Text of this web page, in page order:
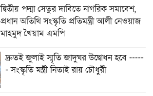
দ্বিতীয় পদ্মা সেতুর দাবিতে নাগরিক সমাবেশ,
প্রধান অতিথি সংস্কৃতি প্রতিমন্ত্রী আলী নেওয়াজ
মাহমুদ খৈয়াম এমপি
দ্রুতই জুলাই স্মৃতি জাদুঘর উদ্বোধন হবে -----
- সংস্কৃতি মন্ত্রী নিতাই রায় চৌধুরী